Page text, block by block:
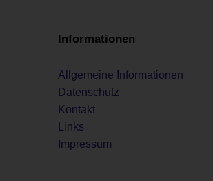
Informationen
Allgemeine Informationen
Datenschutz
Kontakt
Links
Impressum